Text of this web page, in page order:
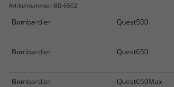
Artikelnummer: BD-6502
Bombardier Quest500
Bombardier
Quest650
Bombardier
Quest650Max